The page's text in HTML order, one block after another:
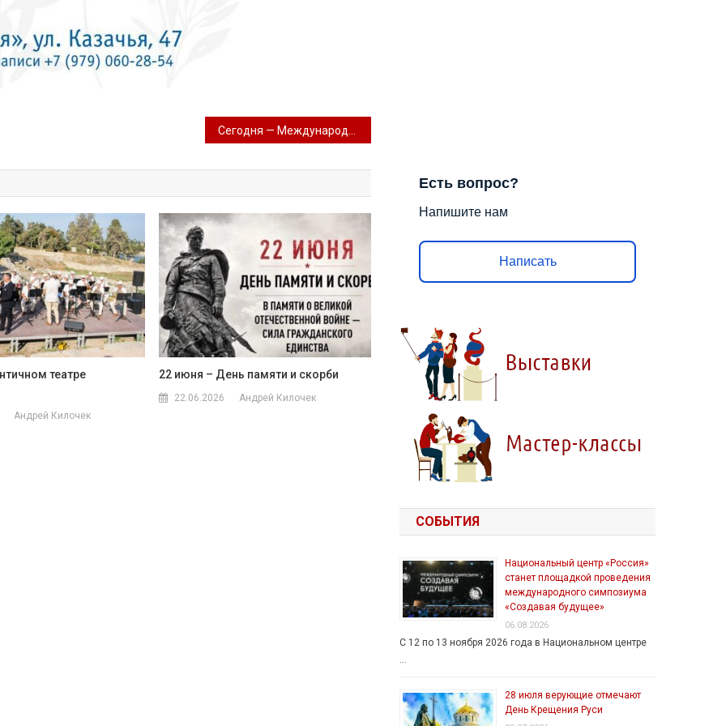
театре
Андрей Килочек
22 июня – День памяти и скорби
22.06.2026 Андрей Килочек
Есть вопрос?
Напишите нам
Написать
СОБЫТИЯ
Национальный центр «Россия»
станет площадкой проведения
международного симпозиума
«Создавая будущее»
06.08.2026
С 12 по 13 ноября 2026 года в Национальном центре
28 июля верующие отмечают
День Крещения Руси